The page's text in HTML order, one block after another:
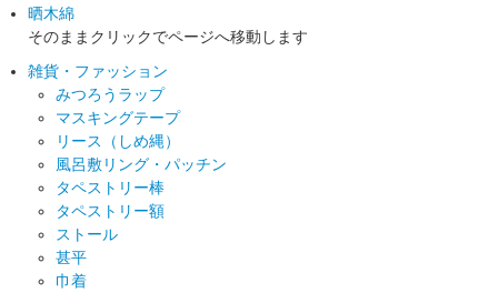
晒木綿
そのままクリックでページへ移動します
雑貨・ファッション
みつろうラップ
マスキングテープ
リース（しめ縄）
風呂敷リング・パッチン
タペストリー棒
タペストリー額
ストール
甚平
巾着